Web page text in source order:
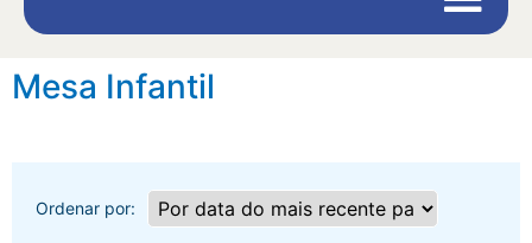
Mesa Infantil
Ordenar por: